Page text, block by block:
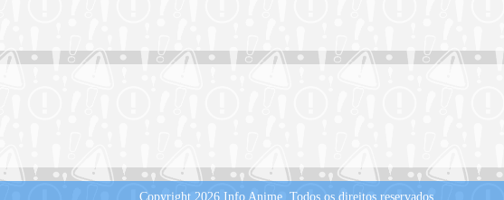
Copyright 2026 Info Anime. Todos os direitos reservados.